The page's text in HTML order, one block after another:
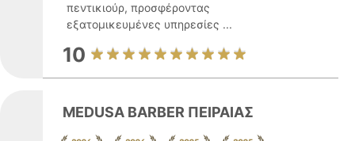
πεντικιούρ, προσφέροντας
εξατομικευμένες υπηρεσίες ...
10
MEDUSA BARBER ΠΕΙΡΑΙΑΣ